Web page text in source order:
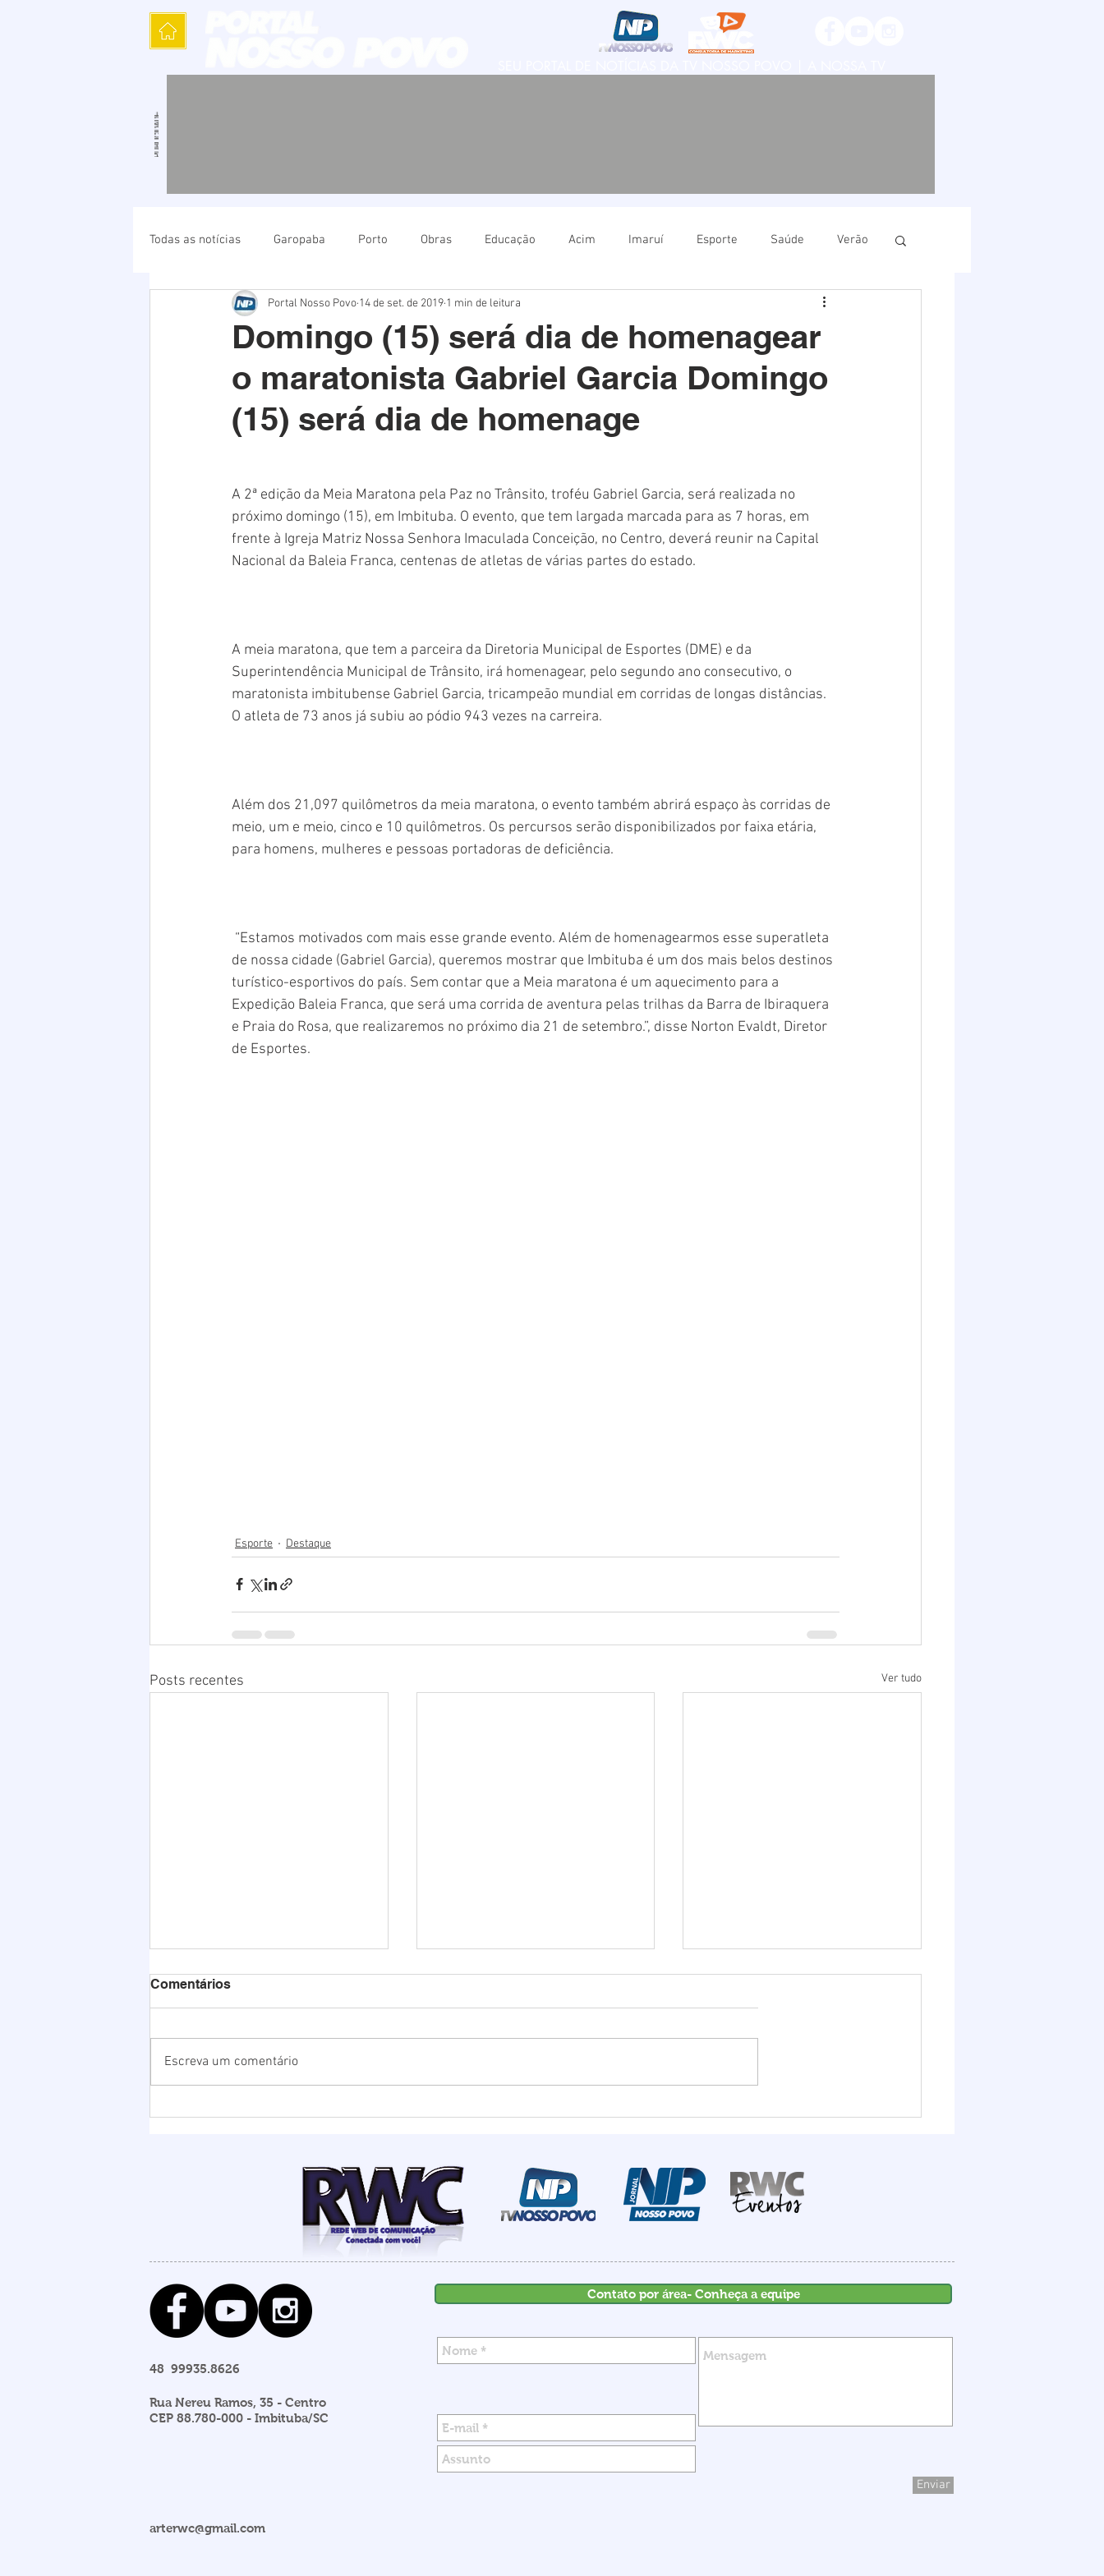
Todas as notícias Garopaba Porto Obras Educação Acim Imaruí Esporte Saúde Verão
Cultura Polícia Natureza Imbituba Imbituba
Verão Saúde Polícia Destaque Laguna Linha Destaques 1 Destaques 2
infraestrutura
Domingo (15) será dia de homenagear
o maratonista Gabriel Garcia Domingo
(15) será dia de homenage
Portal Nosso Povo 14 de set. de 2019 1 min de leitura
A 2ª edição da Meia Maratona pela Paz no Trânsito, troféu Gabriel Garcia, será realizada no
próximo domingo (15), em Imbituba. O evento, que tem largada marcada para as 7 horas, em
frente à Igreja Matriz Nossa Senhora Imaculada Conceição, no Centro, deverá reunir na Capital
Nacional da Baleia Franca, centenas de atletas de várias partes do estado.
A meia maratona, que tem a parceira da Diretoria Municipal de Esportes (DME) e da
Superintendência Municipal de Trânsito, irá homenagear, pelo segundo ano consecutivo, o
maratonista imbitubense Gabriel Garcia, tricampeão mundial em corridas de longas distâncias.
O atleta de 73 anos já subiu ao pódio 943 vezes na carreira.
Além dos 21,097 quilômetros da meia maratona, o evento também abrirá espaço às corridas de
meio, um e meio, cinco e 10 quilômetros. Os percursos serão disponibilizados por faixa etária,
para homens, mulheres e pessoas portadoras de deficiência.
de nossa cidade (Gabriel Garcia), queremos mostrar que Imbituba é um dos mais belos destinos
turístico-esportivos do país. Sem contar que a Meia maratona é um aquecimento para a
Expedição Baleia Franca, que será uma corrida de aventura pelas trilhas da Barra de Ibiraquera
e Praia do Rosa, que realizaremos no próximo dia 21 de setembro.”, disse Norton Evaldt, Diretor
de Esportes.
Esporte Destaque
Posts recentes Ver tudo
homicídios para o mês de
maio em 18 anos
investimentos até 2030
Comentários
Escreva um comentário
Rua Nereu Ramos, 35 - Centro
CEP 88.780-000 - Imbituba/SC
arterwc@gmail.com
48 99935.8626
Contato por área- Conheça a equipe
Enviar